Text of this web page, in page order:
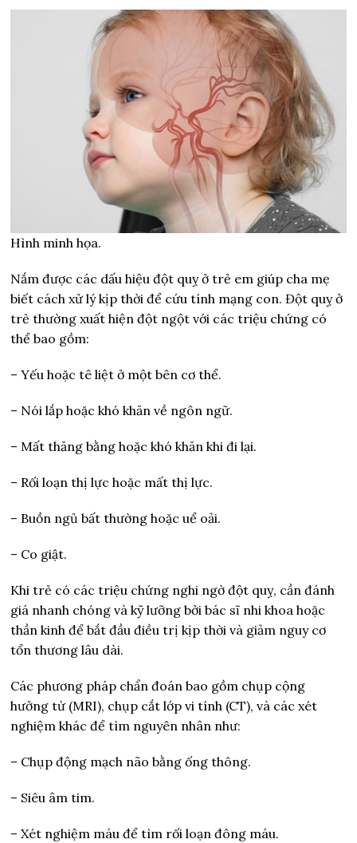
Hình minh họa.
Nắm được các dấu hiệu đột quỵ ở trẻ em giúp cha mẹ
biết cách xử lý kịp thời để cứu tính mạng con. Đột quỵ ở
trẻ thường xuất hiện đột ngột với các triệu chứng có
thể bao gồm:
– Yếu hoặc tê liệt ở một bên cơ thể.
– Nói lắp hoặc khó khăn về ngôn ngữ.
– Mất thăng bằng hoặc khó khăn khi đi lại.
– Rối loạn thị lực hoặc mất thị lực.
– Buồn ngủ bất thường hoặc uể oải.
– Co giật.
Khi trẻ có các triệu chứng nghi ngờ đột quỵ, cần đánh
giá nhanh chóng và kỹ lưỡng bởi bác sĩ nhi khoa hoặc
thần kinh để bắt đầu điều trị kịp thời và giảm nguy cơ
tổn thương lâu dài.
Các phương pháp chẩn đoán bao gồm chụp cộng
hưởng từ (MRI), chụp cắt lớp vi tính (CT), và các xét
nghiệm khác để tìm nguyên nhân như:
– Chụp động mạch não bằng ống thông.
– Siêu âm tim.
– Xét nghiệm máu để tìm rối loạn đông máu.